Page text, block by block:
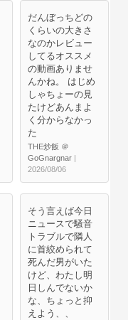
だんぼっちどの
くらいの大きさ
なのかレビュー
してるオススメ
の動画ありませ
んかね。 はじめ
しゃちょーの見
たけどあんまよ
く分からなかっ
た
THE炒飯 ＠
GoGnargnar |
2026/08/06
そう言えば今日
ニュースで騒音
トラブルで隣人
に首絞められて
死んだ男がいた
けど、わたし明
日しんでないか
な、ちょっと抑
えよう、、